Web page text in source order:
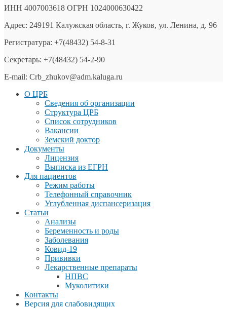
ИНН 4007003618 ОГРН 1024000630422
Адрес: 249191 Калужская область, г. Жуков, ул. Ленина, д. 96
Регистратура: +7(48432) 54-8-31
Секретарь: +7(48432) 54-2-90
E-mail: Crb_zhukov@adm.kaluga.ru
О ЦРБ
Сведения об организации
Структура ЦРБ
Список сотрудников
Вакансии
Земский доктор
Документы
Лицензия
Выписка из ЕГРН
Для пациентов
Режим работы
Телефонный справочник
Углубленная диспансеризация
Статьи
Анализы
Беременность и роды
Заболевания
Ковид-19
Прививки
Лекарственные препараты
НПВС
Муколитики
Контакты
Версия для слабовидящих